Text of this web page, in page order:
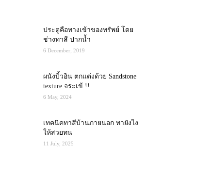
ประตูคือทางเข้าของทรัพย์ โดย
ช่างทาสี ปากน้ำ
6 December, 2019
ผนังบิ้วอิน ตกแต่งด้วย Sandstone
texture จระเข้ !!
6 May, 2024
เทคนิคทาสีบ้านภายนอก ทายังไง
ให้สวยทน
11 July, 2025